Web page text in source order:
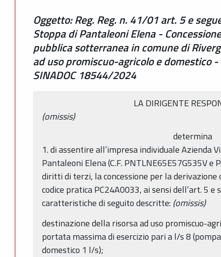
Oggetto: Reg. Reg. n. 41/01 art. 5 e
Stoppa di Pantaleoni Elena -
pubblica sotterranea in comune di
ad uso promiscuo-agricolo e domestico
SINADOC 18544/2024
LA DIRIGENTE
(omissis)
determina
1. di assentire all’impresa individuale Azienda
Pantaleoni Elena (C.F. PNTLNE65E57G535V
diritti di terzi, la concessione per la derivazione
codice pratica PC24A0033, ai sensi dell’art. 5 e
caratteristiche di seguito descritte:(omissis)
destinazione della risorsa ad uso promiscuo-
portata massima di esercizio pari a l/s 8
domestico 1 l/s);